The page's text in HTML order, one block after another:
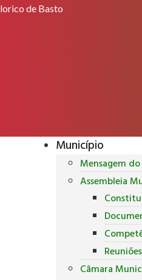
de Basto
Município
Mensagem
Assembleia
Câmara